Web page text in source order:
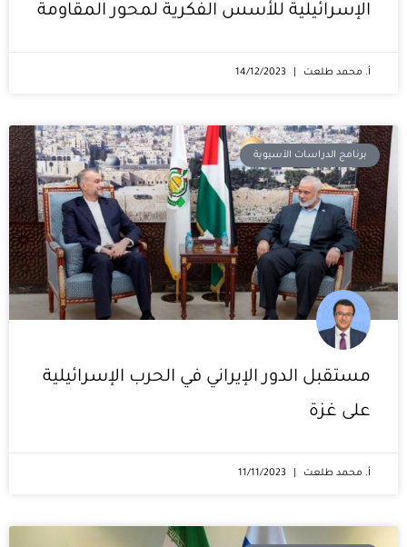
الإسرائيلية للأسس الفكرية لمحور المقاومة
أ. محمد طلعت
برنامج الدراسات الآسيوية
مستقبل الدور الإيراني في الحرب الإسرائيلية
على غزة
أ. محمد طلعت